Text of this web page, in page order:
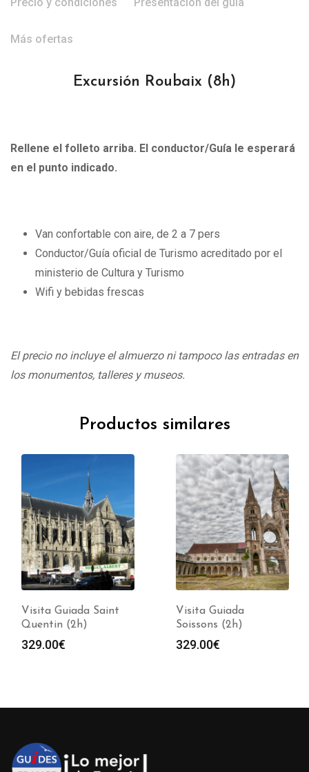
Precio y condiciones Presentación del guía
Más ofertas
Excursión Roubaix (8h)
Rellene el folleto arriba. El conductor/Guía le esperará
en el punto indicado.
Van confortable con aire, de 2 a 7 pers
Conductor/Guía oficial de Turismo acreditado por el
ministerio de Cultura y Turismo
Wifi y bebidas frescas
El precio no incluye el almuerzo ni tampoco las entradas en
los monumentos, talleres y museos.
Productos similares
Visita Guiada Saint
Quentin (2h)
329.00€
Visita Guiada
Soissons (2h)
329.00€